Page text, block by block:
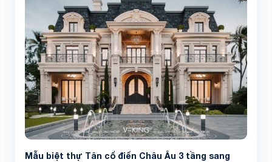
Mẫu biệt thự Tân cổ điển Châu Âu 3 tầng sang